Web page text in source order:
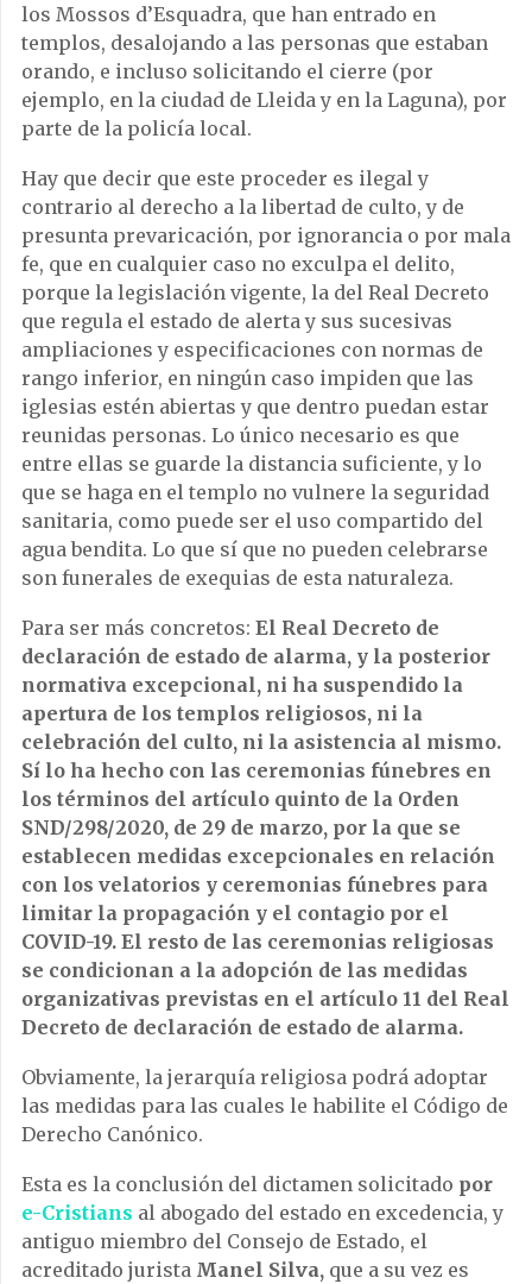
los Mossos d’Esquadra, que han entrado en
templos, desalojando a las personas que estaban
orando, e incluso solicitando el cierre (por
ejemplo, en la ciudad de Lleida y en la Laguna), por
parte de la policía local.
Hay que decir que este proceder es ilegal y
contrario al derecho a la libertad de culto, y de
presunta prevaricación, por ignorancia o por mala
fe, que en cualquier caso no exculpa el delito,
porque la legislación vigente, la del Real Decreto
que regula el estado de alerta y sus sucesivas
ampliaciones y especificaciones con normas de
rango inferior, en ningún caso impiden que las
iglesias estén abiertas y que dentro puedan estar
reunidas personas. Lo único necesario es que
entre ellas se guarde la distancia suficiente, y lo
que se haga en el templo no vulnere la seguridad
sanitaria, como puede ser el uso compartido del
agua bendita. Lo que sí que no pueden celebrarse
son funerales de exequias de esta naturaleza.
Para ser más concretos: El Real Decreto de
declaración de estado de alarma, y la posterior
normativa excepcional, ni ha suspendido la
apertura de los templos religiosos, ni la
celebración del culto, ni la asistencia al mismo.
Sí lo ha hecho con las ceremonias fúnebres en
los términos del artículo quinto de la Orden
SND/298/2020, de 29 de marzo, por la que se
establecen medidas excepcionales en relación
con los velatorios y ceremonias fúnebres para
limitar la propagación y el contagio por el
COVID-19. El resto de las ceremonias religiosas
se condicionan a la adopción de las medidas
organizativas previstas en el artículo 11 del Real
Decreto de declaración de estado de alarma.
Obviamente, la jerarquía religiosa podrá adoptar
las medidas para las cuales le habilite el Código de
Derecho Canónico.
Esta es la conclusión del dictamen solicitado por
e-Cristians al abogado del estado en excedencia, y
antiguo miembro del Consejo de Estado, el
acreditado jurista Manel Silva, que a su vez es